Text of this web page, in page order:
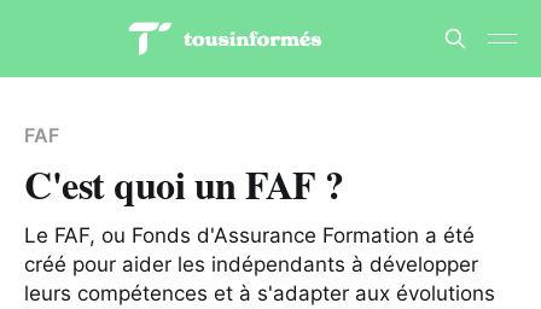
FAF
C'est quoi un FAF ?
Le FAF, ou Fonds d'Assurance Formation a été
créé pour aider les indépendants à développer
leurs compétences et à s'adapter aux évolutions